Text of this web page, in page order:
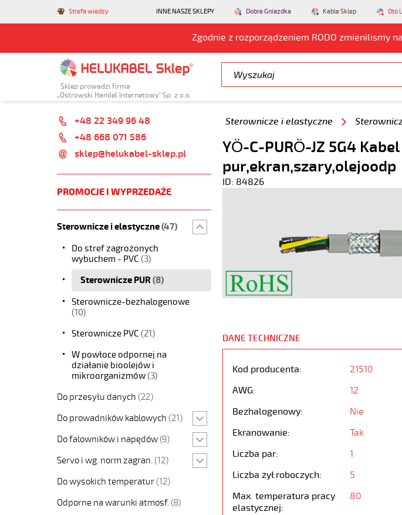
Strefa wiedzy INNE NASZE SKLEPY Dobre Gniazdka Kable Sklep Oto
Zgodnie z rozporządzeniem RODO zmienilismy
Sklep prowadzi firma
„Ostrowski Handel Internetowy” Sp. z o.o.
+48 22 349 96 48
+48 668 071 586
sklep@helukabel-sklep.pl
PROMOCJE I WYPRZEDAŻE
Sterownicze i elastyczne(47)
Do stref zagrożonych
wybuchem - PVC (3)
Sterownicze PUR (8)
Sterownicze-bezhalogenowe
(10)
Sterownicze PVC (21)
W powłoce odpornej na
działanie bioolejów i
mikroorganizmów(3)
Do przesyłu danych (22)
Do prowadników kablowych (21)
Do falowników i napędów (9)
Servo i wg. norm zagran. (12)
Do wysokich temperatur (12)
Odporne na warunki atmosf. (8)
Sterownicze i elastyczne
YÖ-C-PURÖ-JZ 5G4
pur,ekran,szary,olejoodp
ID: 84826
DANE TECHNICZNE
Kod producenta:
21510
AWG:
12
Bezhalogenowy:
Nie
Ekranowanie:
Tak
Liczba par:
1
Liczba żył roboczych:
5
Max. temperatura pracy
elastycznej:
80